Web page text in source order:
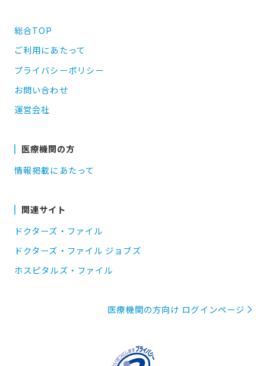
総合TOP
ご利用にあたって
プライバシーポリシー
お問い合わせ
運営会社
医療機関の方
情報掲載にあたって
関連サイト
ドクターズ・ファイル
ドクターズ・ファイル ジョブズ
ホスピタルズ・ファイル
医療機関の方向け ログインページ